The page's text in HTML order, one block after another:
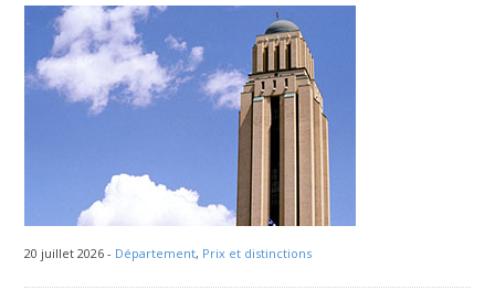
20 juillet 2026 - Département, Prix et distinctions